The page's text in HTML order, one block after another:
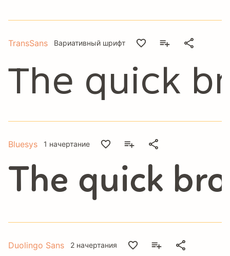
TransSans Вариативный шрифт
The quick
Bluesys 1 начертание
The quick
Duolingo Sans 2 начертания